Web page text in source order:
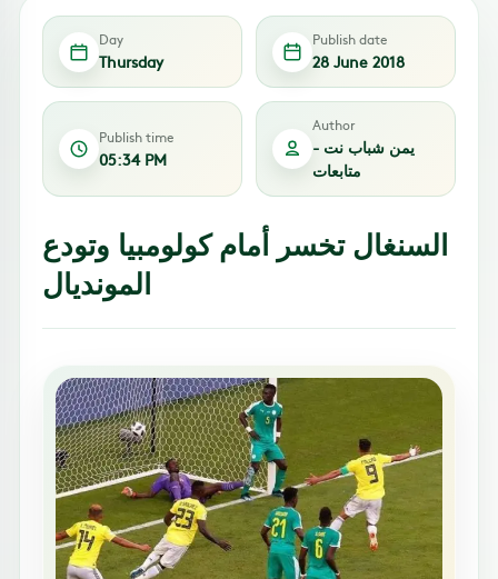
Day
Thursday
Publish date
28 June 2018
Publish time
05:34 PM
Author
يمن شباب نت -
متابعات
السنغال تخسر أمام كولومبيا وتودع
المونديال